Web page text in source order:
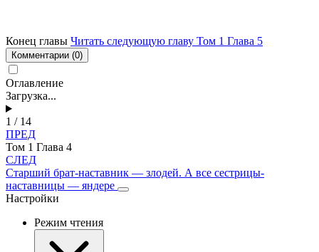
Конец главы Читать следующую главу Том 1 Глава 5
Комментарии (0)
Оглавление
Загрузка...
1 / 14
ПРЕД
Том 1 Глава 4
СЛЕД
Старший брат-наставник — злодей. А все сестрицы-
наставницы — яндере
Настройки
Режим чтения